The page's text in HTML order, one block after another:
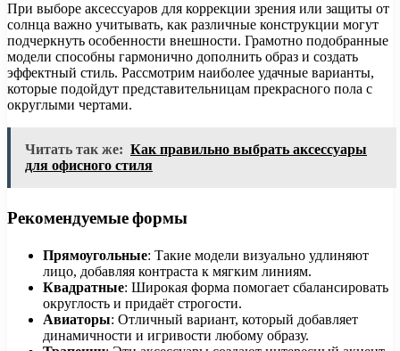
При выборе аксессуаров для коррекции зрения или защиты от
солнца важно учитывать, как различные конструкции могут
подчеркнуть особенности внешности. Грамотно подобранные
модели способны гармонично дополнить образ и создать
эффектный стиль. Рассмотрим наиболее удачные варианты,
которые подойдут представительницам прекрасного пола с
округлыми чертами.
Читать так же: Как правильно выбрать аксессуары
для офисного стиля
Рекомендуемые формы
Прямоугольные: Такие модели визуально удлиняют
лицо, добавляя контраста к мягким линиям.
Квадратные: Широкая форма помогает сбалансировать
округлость и придаёт строгости.
Авиаторы: Отличный вариант, который добавляет
динамичности и игривости любому образу.